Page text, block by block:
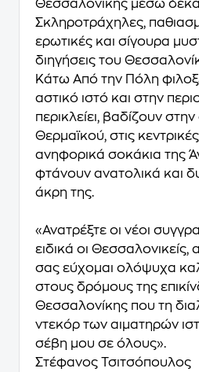
Θεσσαλονίκης μέσω
Σκληροτράχηλες,
ερωτικές και σίγουρα
διηγήσεις του
Κάτω Από την Πόλη
αστικό ιστό και στην
περικλείει, βαδίζουν
Θερμαϊκού, στις
ανηφορικά σοκάκια της
φτάνουν ανατολικά και
άκρη της.
«Ανατρέξτε οι νέοι
ειδικά οι Θεσσαλονικείς,
σας εύχομαι ολόψυχα
στους δρόμους της
Θεσσαλονίκης που τη
ντεκόρ των αιματηρών
σέβη μου σε όλους».
Στέφανος Τσιτσόπουλος